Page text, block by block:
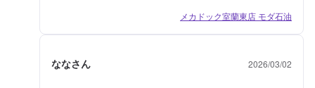
メカドック室蘭東店 モダ石油
ななさん 2026/03/02